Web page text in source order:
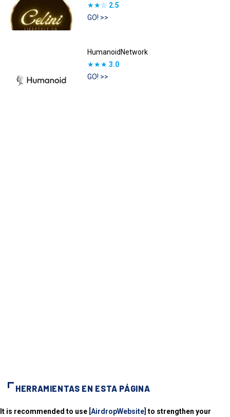
★★☆ 2.5
GO! >>
HumanoidNetwork
★★★ 3.0
GO! >>
HERRAMIENTAS EN ESTA PÁGINA
It is recommended to use [AirdropWebsite] to strengthen your